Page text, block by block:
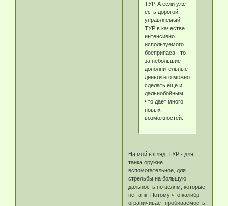
ТУР. А если уже
есть дорогой
управляемый
ТУР в качестве
интенсивно
используемого
боеприпаса - то
за небольшие
дополнительные
деньги его можно
сделать еще и
дальнобойным,
что дает много
новых
возможностей.
На мой взгляд, ТУР - для
танка оружие
вспомогательное, для
стрельбы на большую
дальность по целям, которые
не танк. Потому что калибр
ограничивает пробиваемость,